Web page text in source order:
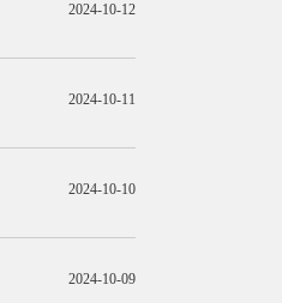
2024-10-12
2024-10-11
2024-10-10
2024-10-09